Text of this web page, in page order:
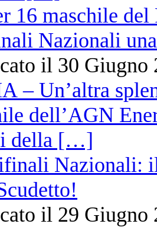
16 maschile
Nazionali
il 30 Giugno
Nazionali:
il 29 Giugno